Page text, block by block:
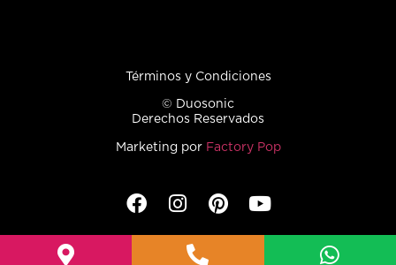
Términos y Condiciones
© Duosonic
Derechos Reservados
Marketing por Factory Pop